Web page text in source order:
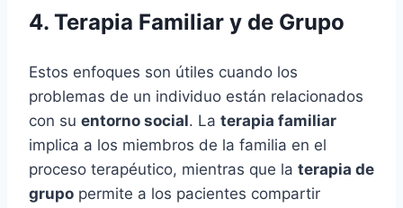
4. Terapia Familiar y de Grupo
Estos enfoques son útiles cuando los
problemas de un individuo están relacionados
con su entorno social. La terapia familiar
implica a los miembros de la familia en el
proceso terapéutico, mientras que la terapia de
grupo permite a los pacientes compartir